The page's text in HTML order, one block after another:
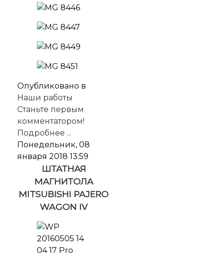
Опубликовано в
Наши работы
Станьте первым
комментатором!
Подробнее ...
Понедельник, 08
января 2018 13:59
ШТАТНАЯ
МАГНИТОЛА
MITSUBISHI PAJERO
WAGON IV